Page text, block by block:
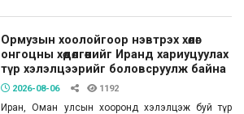
Ормузын хоолойгоор нэвтрэх хөлөг
онгоцны хөдөлгөөнийг Иранд хариуцуулах
түр хэлэлцээрийг боловсруулж байна
2026-08-06 1192
Иран, Оман улсын хооронд хэлэлцэж буй түр